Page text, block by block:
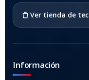
Ver tienda de
Información